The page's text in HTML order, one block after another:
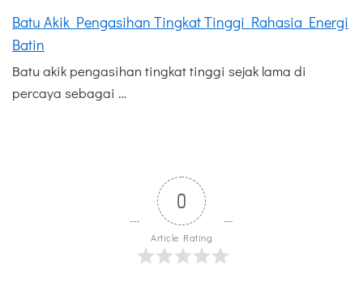
Batu Akik Pengasihan Tingkat Tinggi Rahasia Energi
Batin
Batu akik pengasihan tingkat tinggi sejak lama di
percaya sebagai …
0
Article Rating